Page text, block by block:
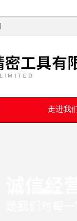
走进我